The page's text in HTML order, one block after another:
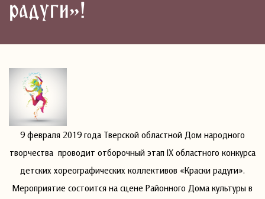
радуги»!
9 февраля 2019 года Тверской областной Дом народного
творчества проводит отборочный этап IX областного конкурса
детских хореографических коллективов «Краски радуги».
Мероприятие состоится на сцене Районного Дома культуры в